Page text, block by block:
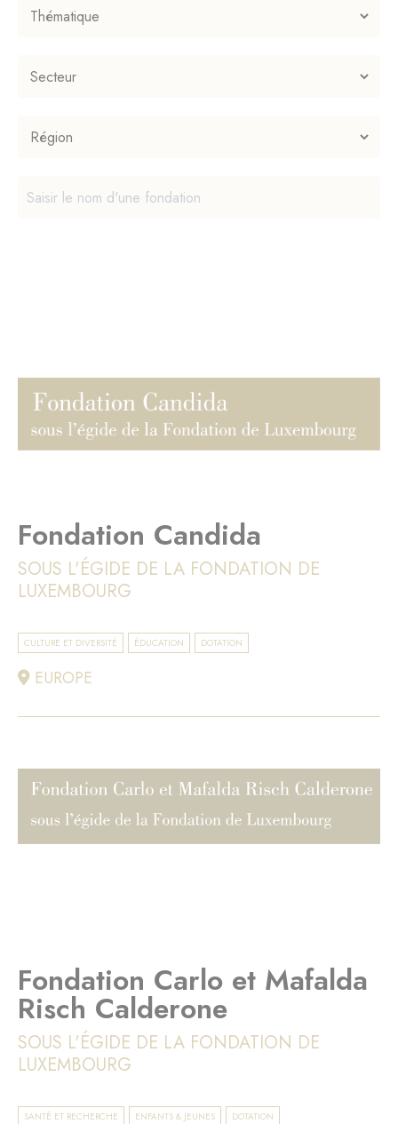
Fondation Candida
SOUS L'ÉGIDE DE LA FONDATION DE
LUXEMBOURG
CULTURE ET DIVERSITÉ ÉDUCATION DOTATION
EUROPE
Fondation Carlo et Mafalda
Risch Calderone
SOUS L'ÉGIDE DE LA FONDATION DE
LUXEMBOURG
SANTÉ ET RECHERCHE ENFANTS & JEUNES DOTATION